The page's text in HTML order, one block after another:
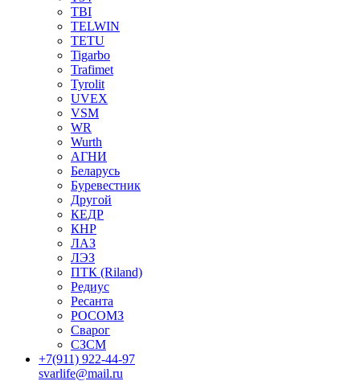
TBI
TELWIN
TETU
Tigarbo
Trafimet
Tyrolit
UVEX
VSM
WR
Wurth
АГНИ
Беларусь
Буревестник
Другой
КЕДР
КНР
ЛАЗ
ЛЭЗ
ПТК (Riland)
Редиус
Ресанта
РОСОМЗ
Сварог
СЗСМ
+7(911) 922-44-97
svarlife@mail.ru